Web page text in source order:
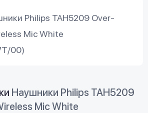
Philips TAH5209 Over-
Mic White
00)
Наушники Philips TAH5209
Mic White